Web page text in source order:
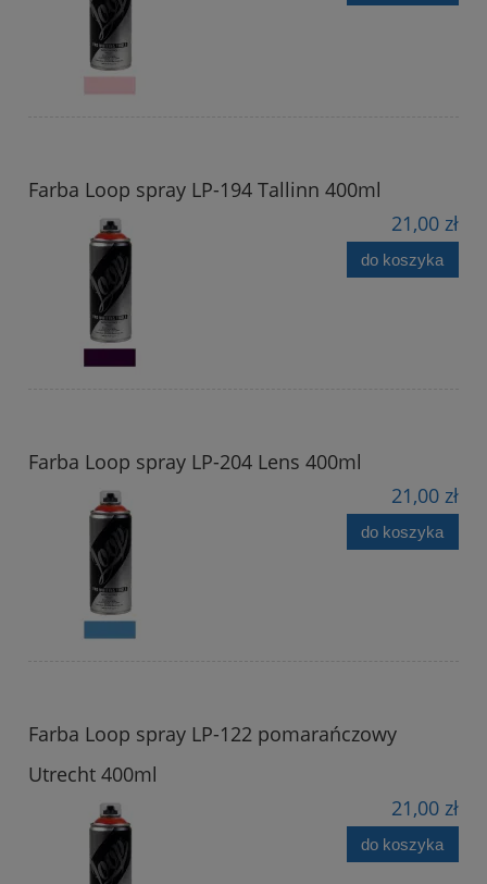
Farba Loop spray LP-194 Tallinn 400ml
21,00 zł
do koszyka
Farba Loop spray LP-204 Lens 400ml
21,00 zł
do koszyka
Farba Loop spray LP-122 pomarańczowy
Utrecht 400ml
21,00 zł
do koszyka